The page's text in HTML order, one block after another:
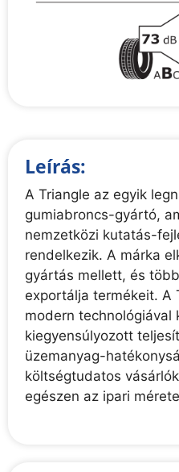
Leírás:
A Triangle az egyik
gumiabroncs-gyártó,
nemzetközi kutatás-
rendelkezik. A márka
gyártás mellett, és
exportálja termékeit. A
modern technológiával
kiegyensúlyozott
üzemanyag-
költségtudatos
egészen az ipari